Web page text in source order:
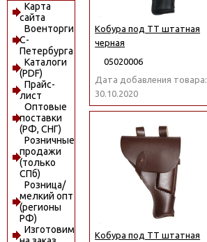
Карта
сайта
Военторги
С-
Петербурга
Каталоги
(PDF)
Прайс-
лист
Оптовые
поставки
(РФ, СНГ)
Розничные
продажи
(только
СПб)
Розница/
мелкий опт
(регионы
РФ)
Изготовим
Кобура под ТТ штатная
черная
05020006
Дата добавления товара:
30.10.2020
Кобура под ТТ штатная